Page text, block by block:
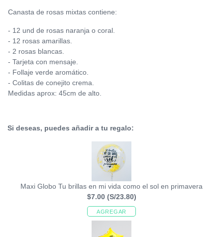
Canasta de rosas mixtas contiene:
- 12 und de rosas naranja o coral.
- 12 rosas amarillas.
- 2 rosas blancas.
- Tarjeta con mensaje.
- Follaje verde aromático.
- Colitas de conejito crema.
Medidas aprox: 45cm de alto.
Si deseas, puedes añadir a tu regalo:
Maxi Globo Tu brillas en mi vida como el sol en primavera
$7.00 (S/23.80)
AGREGAR